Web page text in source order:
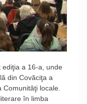
ediţia a 16-a, unde
din Covăciţa a
locale.
în limba